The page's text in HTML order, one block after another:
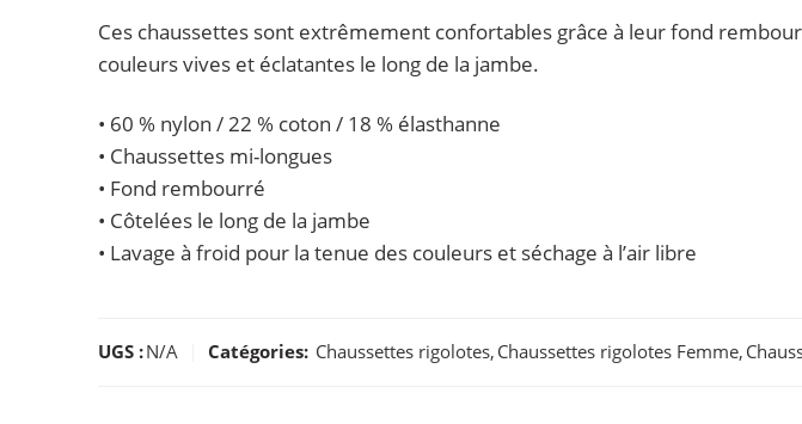
Ces chaussettes sont extrêmement confortables grâce à leur fond
couleurs vives et éclatantes le long de la jambe.
• 60 % nylon / 22 % coton / 18 % élasthanne
• Chaussettes mi-longues
• Fond rembourré
• Côtelées le long de la jambe
• Lavage à froid pour la tenue des couleurs et séchage à l’air libre
UGS :N/A Catégories: Chaussettes rigolotes, Chaussettes rigolotes Femme,